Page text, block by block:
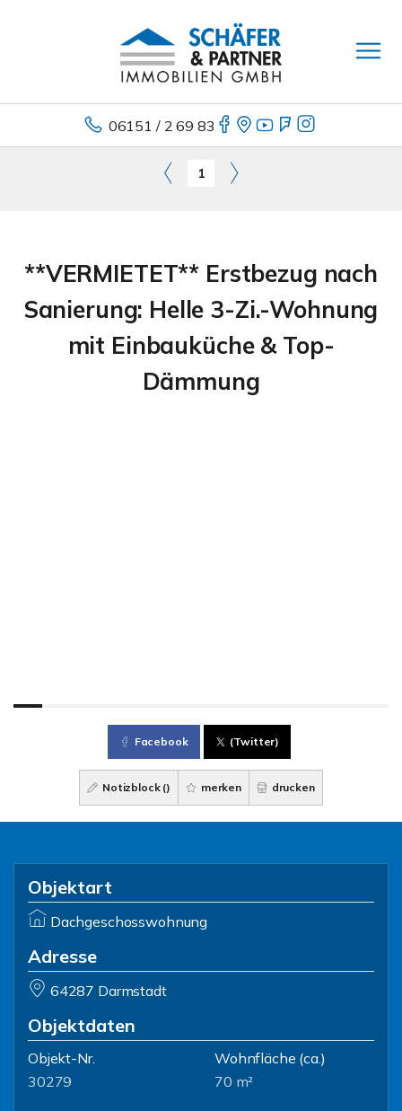
06151 / 2 69 83
1
**VERMIETET** Erstbezug nach
Sanierung: Helle 3-Zi.-Wohnung
mit Einbauküche & Top-
Dämmung
Facebook (Twitter)
Notizblock () merken drucken
Objektart
Dachgeschosswohnung
Adresse
64287 Darmstadt
Objektdaten
Objekt-Nr.
30279
Wohnfläche (ca.)
70 m²